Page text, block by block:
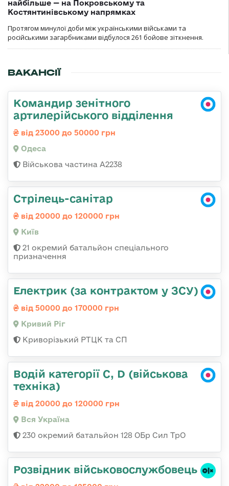
найбільше — на Покровському та
Костянтинівському напрямках
Протягом минулої доби між українськими військами та
російськими загарбниками відбулося 261 бойове зіткнення.
ВАКАНСІЇ
Командир зенітного
артилерійського відділення
від 23000 до 50000 грн
Одеса
Військова частина А2238
Стрілець-санітар
від 20000 до 120000 грн
Київ
21 окремий батальйон спеціального
призначення
Електрик (за контрактом у ЗСУ)
від 50000 до 170000 грн
Кривий Ріг
Криворізький РТЦК та СП
Водій категорії C, D (військова
техніка)
від 20000 до 120000 грн
Вся Україна
230 окремий батальйон 128 ОБр Сил ТрО
Розвідник військовослужбовець